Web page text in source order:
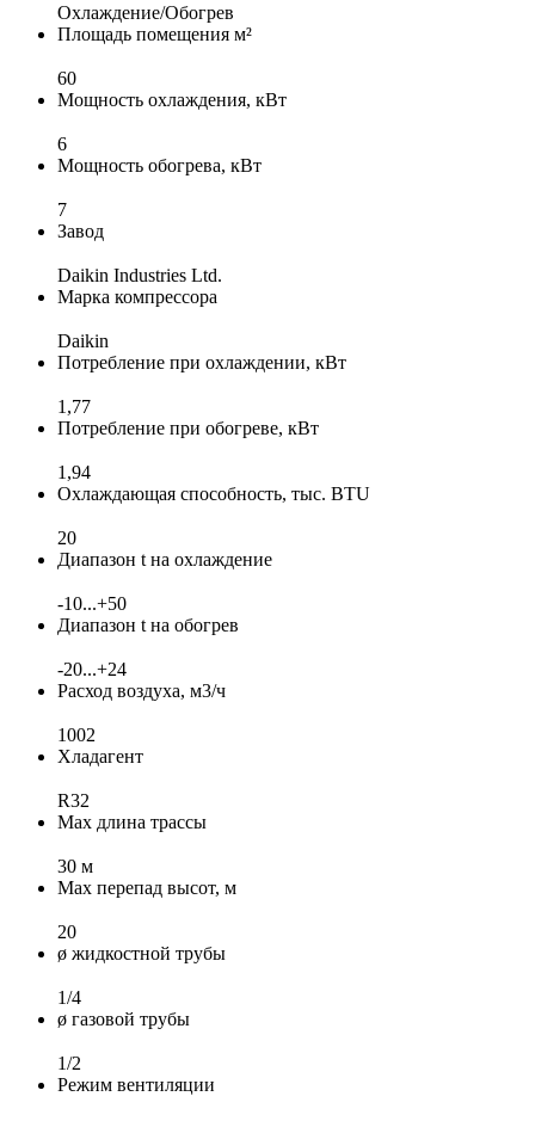
Охлаждение/Обогрев
Площадь помещения м²
60
Мощность охлаждения, кВт
6
Мощность обогрева, кВт
7
Завод
Daikin Industries Ltd.
Марка компрессора
Daikin
Потребление при охлаждении, кВт
1,77
Потребление при обогреве, кВт
1,94
Охлаждающая способность, тыс. BTU
20
Диапазон t на охлаждение
-10...+50
Диапазон t на обогрев
-20...+24
Расход воздуха, м3/ч
1002
Хладагент
R32
Max длина трассы
30 м
Max перепад высот, м
20
ø жидкостной трубы
1/4
ø газовой трубы
1/2
Режим вентиляции